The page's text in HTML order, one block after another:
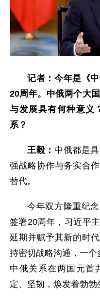
记者：今年是《
20周年。中俄两个大
与发展具有何种意义
系？
王毅： 中俄都是
强战略协作与务实合
替代。
今年双方隆重纪
签署20周年，习近平
延期并赋予其新的时
持密切战略沟通，一个
中俄关系在两国元首
定、坚韧，焕发着勃勃